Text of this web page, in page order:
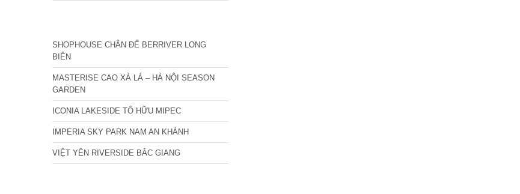
SHOPHOUSE CHÂN ĐẾ BERRIVER LONG
BIÊN
MASTERISE CAO XÀ LÁ – HÀ NỘI SEASON
GARDEN
ICONIA LAKESIDE TỐ HỮU MIPEC
IMPERIA SKY PARK NAM AN KHÁNH
VIỆT YÊN RIVERSIDE BẮC GIANG